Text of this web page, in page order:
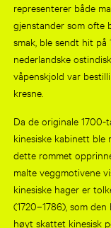
representerer både
gjenstander som ofte
smak, ble sendt hit
nederlandske
våpenskjold var
kresne.
Da de originale 1700-
kinesiske kabinett ble
dette rommet
malte veggmotivene
kinesiske hager er
(1720–1786), som
høyt skattet kinesisk